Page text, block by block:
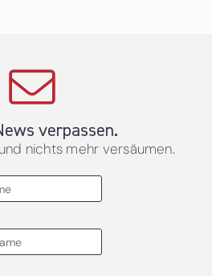
verpassen.
nichts mehr versäumen.